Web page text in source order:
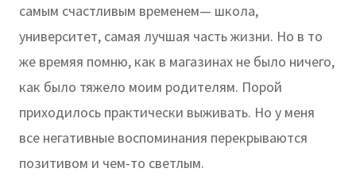
самым счастливым временем— школа,
университет, самая лучшая часть жизни. Но в то
же времяя помню, как в магазинах не было ничего,
как было тяжело моим родителям. Порой
приходилось практически выживать. Но у меня
все негативные воспоминания перекрываются
позитивом и чем-то светлым.